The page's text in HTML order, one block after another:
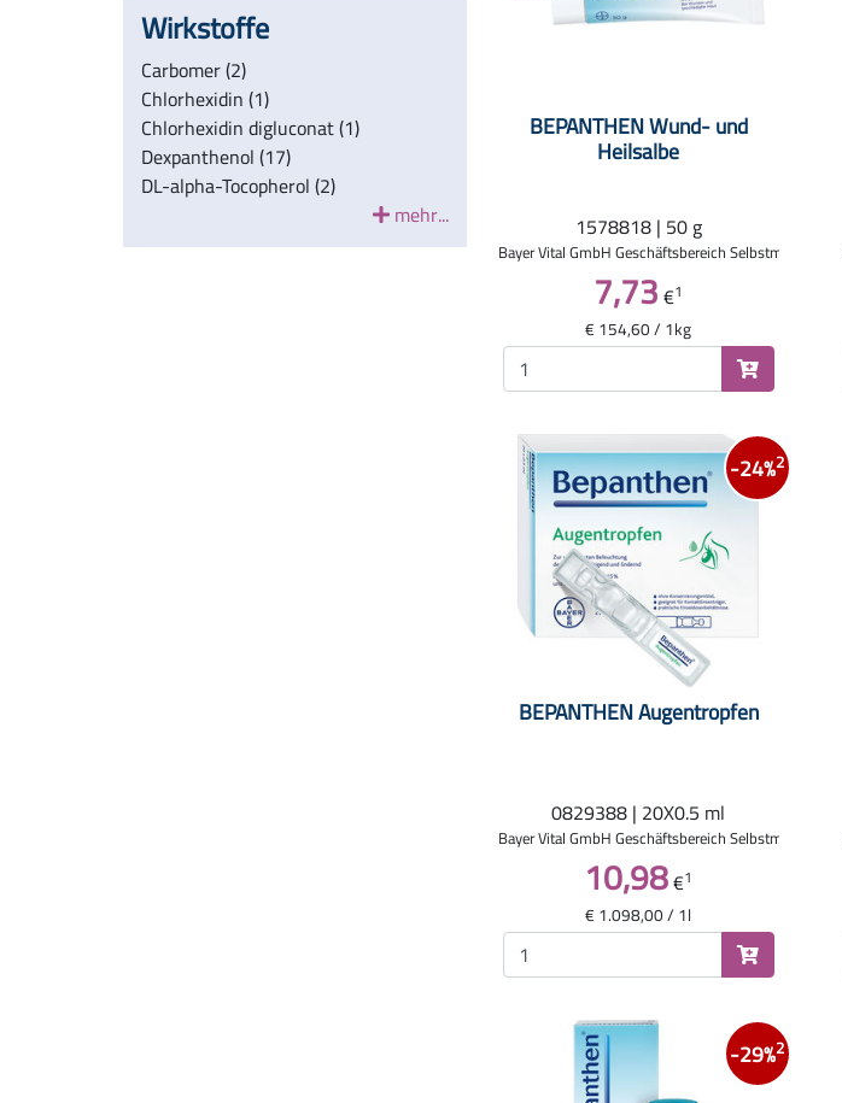
Wirkstoffe
Carbomer (2)
Chlorhexidin (1)
Chlorhexidin digluconat (1)
Dexpanthenol (17)
DL-alpha-Tocopherol (2)
mehr...
BEPANTHEN Wund- und
Heilsalbe
1578818 | 50 g
Bayer Vital GmbH Geschäftsbereich Selbstmedikation
7,73€1
€ 154,60 / 1kg
-24%2
BEPANTHEN Augentropfen
0829388 | 20X0.5 ml
Bayer Vital GmbH Geschäftsbereich Selbstmedikation
10,98€1
€ 1.098,00 / 1l
-29%2